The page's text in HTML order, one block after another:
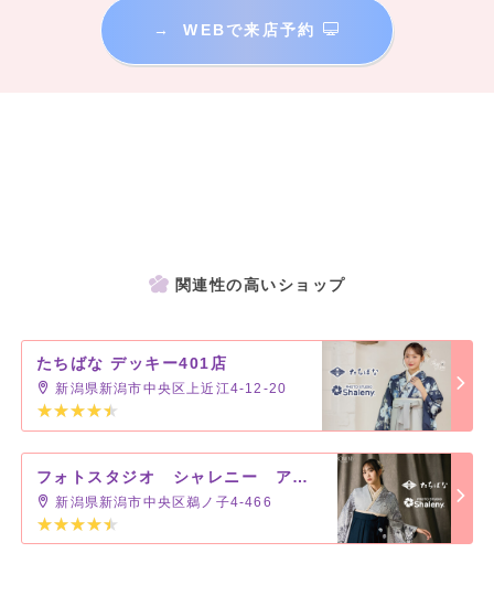
→ WEBで来店予約
関連性の高いショップ
たちばな デッキー401店
新潟県新潟市中央区上近江4-12-20
フォトスタジオ シャレニー アピタ新潟亀田店
新潟県新潟市中央区鵜ノ子4-466